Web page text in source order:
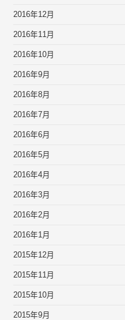
2016年12月
2016年11月
2016年10月
2016年9月
2016年8月
2016年7月
2016年6月
2016年5月
2016年4月
2016年3月
2016年2月
2016年1月
2015年12月
2015年11月
2015年10月
2015年9月